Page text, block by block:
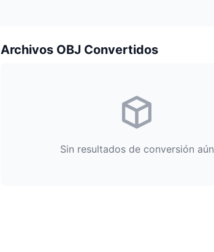
Archivos OBJ Convertidos
Sin resultados de conversión aún